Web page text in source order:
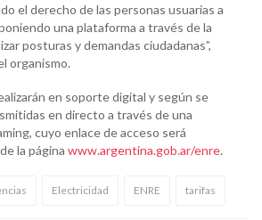
el derecho de las personas usuarias a
una plataforma a través de la
posturas y demandas ciudadanas”,
organismo.
en soporte digital y según se
en directo a través de una
cuyo enlace de acceso será
la página www.argentina.gob.ar/enre.
Electricidad ENRE tarifas